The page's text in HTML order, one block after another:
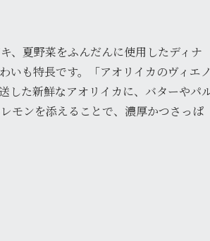
、夏野菜をふんだんに使用したディナ
いも特長です。「アオリイカのヴィエ
した新鮮なアオリイカに、バターやパ
モンを添えることで、濃厚かつさっぱ